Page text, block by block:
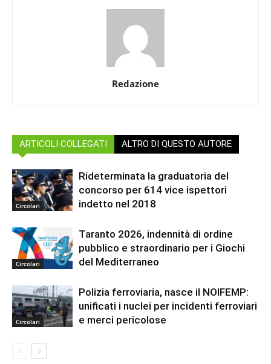
Redazione
ARTICOLI COLLEGATI ALTRO DI QUESTO AUTORE
Circolari
Rideterminata la graduatoria del
concorso per 614 vice ispettori
indetto nel 2018
Circolari
Taranto 2026, indennità di ordine
pubblico e straordinario per i Giochi
del Mediterraneo
Circolari
Polizia ferroviaria, nasce il NOIFEMP:
unificati i nuclei per incidenti ferroviari
e merci pericolose